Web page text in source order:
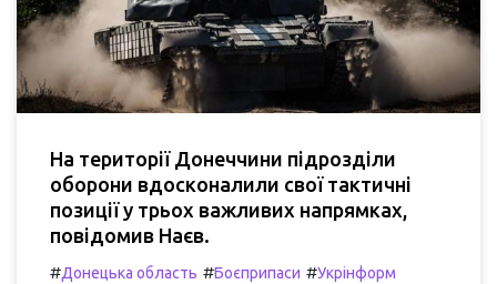
На території Донеччини підрозділи
оборони вдосконалили свої тактичні
позиції у трьох важливих напрямках,
повідомив Наєв.
#Донецька область #Боєприпаси #Укрінформ